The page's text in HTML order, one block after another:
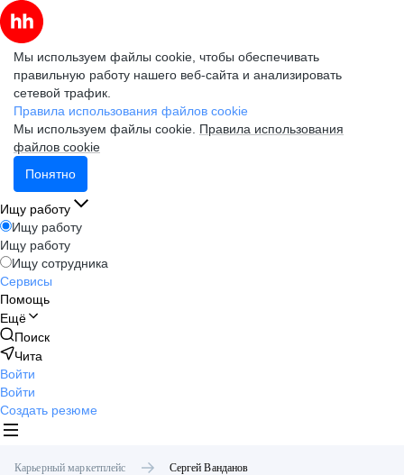
Мы используем файлы cookie, чтобы обеспечивать
правильную работу нашего веб-сайта и анализировать
сетевой трафик.
Правила использования файлов cookie
Мы используем файлы cookie. Правила использования
файлов cookie
Понятно
Ищу работу
Ищу работу
Ищу работу
Ищу сотрудника
Сервисы
Помощь
Ещё
Поиск
Чита
Войти
Войти
Создать резюме
Карьерный маркетплейс Сергей Ванданов